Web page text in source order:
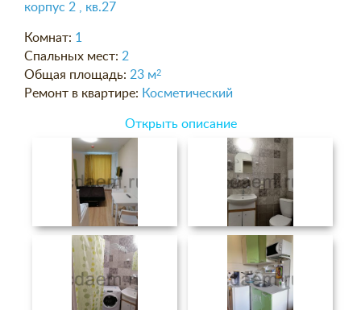
корпус 2 , кв.27
Комнат: 1
Спальных мест: 2
Общая площадь: 23 м2
Ремонт в квартире: Косметический
Открыть описание